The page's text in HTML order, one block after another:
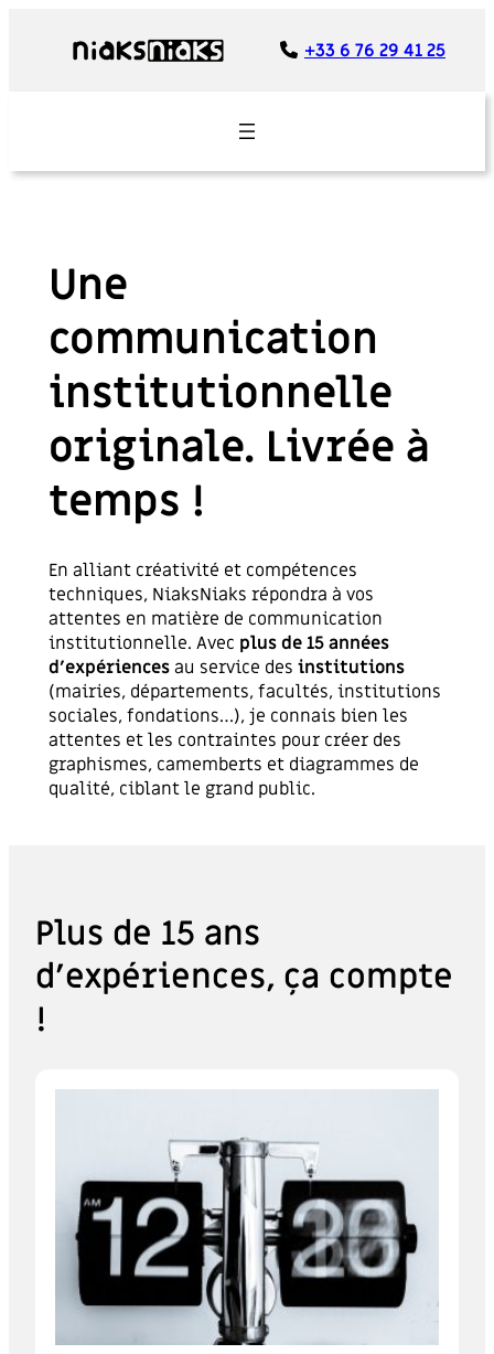
+33 6 76 29 41 25
Une
communication
institutionnelle
originale. Livrée à
temps !
En alliant créativité et compétences
techniques, NiaksNiaks répondra à vos
attentes en matière de communication
institutionnelle. Avec plus de 15 années
d’expériencesau service des institutions
(mairies, départements, facultés, institutions
sociales, fondations…), je connais bien les
attentes et les contraintes pour créer des
graphismes, camemberts et diagrammes de
qualité, ciblant le grand public.
Plus de 15 ans
d’expériences, ça compte
!